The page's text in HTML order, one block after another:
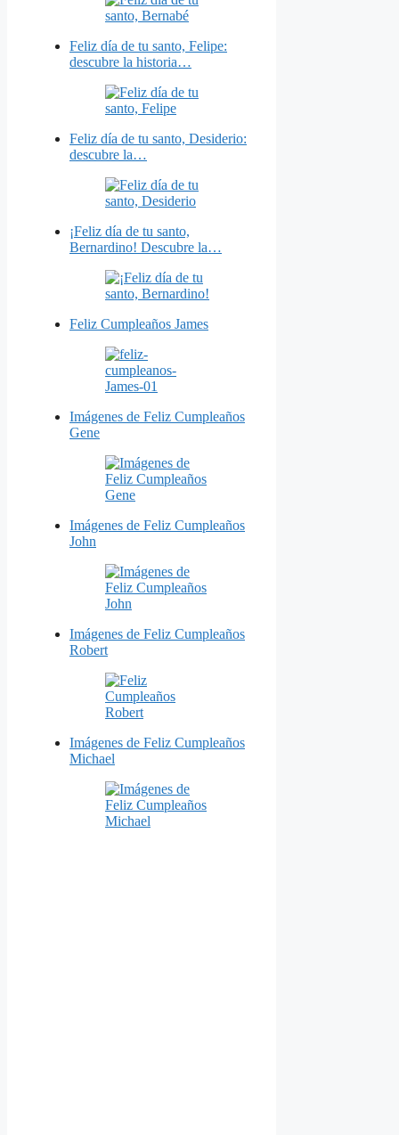
Feliz día de tu santo, Felipe:
descubre la historia…
Feliz día de tu santo, Desiderio:
descubre la…
¡Feliz día de tu santo,
Bernardino! Descubre la…
Feliz Cumpleaños James
Imágenes de Feliz Cumpleaños
Gene
Imágenes de Feliz Cumpleaños
John
Imágenes de Feliz Cumpleaños
Robert
Imágenes de Feliz Cumpleaños
Michael